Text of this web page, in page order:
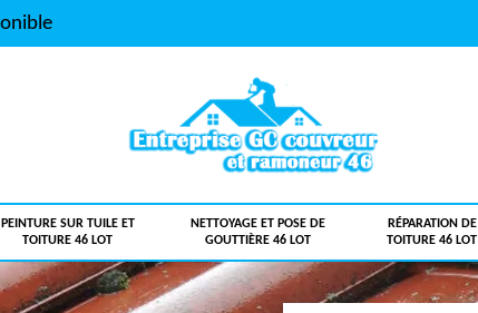
PEINTURE SUR TUILE ET
TOITURE 46 LOT
NETTOYAGE ET POSE DE
GOUTTIÈRE 46 LOT
RÉPARATION DE
TOITURE 46 LOT